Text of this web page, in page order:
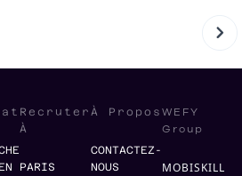
Recruter
À
PARIS
À Propos
CONTACTEZ-
NOUS
WEFY
Group
MOBISKILL